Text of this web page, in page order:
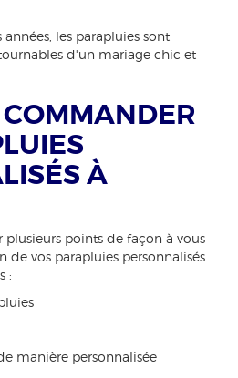
les parapluies sont
d'un mariage chic et
À
plusieurs points de façon à vous
de vos parapluies personnalisés.
:
manière personnalisée